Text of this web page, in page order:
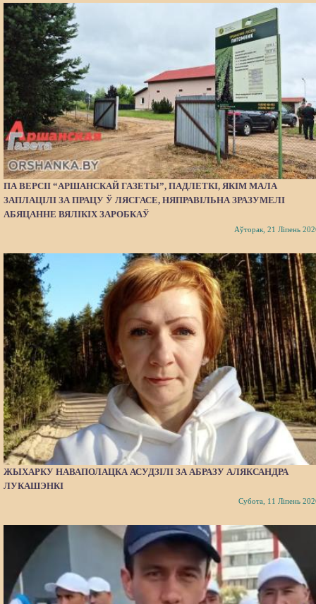
ПА ВЕРСІІ “АРШАНСКАЙ ГАЗЕТЫ”, ПАДЛЕТКІ, ЯКІМ МАЛА
ЗАПЛАЦІЛІ ЗА ПРАЦУ Ў ЛЯСГАСЕ, НЯПРАВІЛЬНА ЗРАЗУМЕЛІ
АБЯЦАННЕ ВЯЛІКІХ ЗАРОБКАЎ
Аўторак, 21 Ліпень
ЖЫХАРКУ НАВАПОЛАЦКА АСУДЗІЛІ ЗА АБРАЗУ АЛЯКСАНДРА
ЛУКАШЭНКІ
Субота, 11 Ліпень